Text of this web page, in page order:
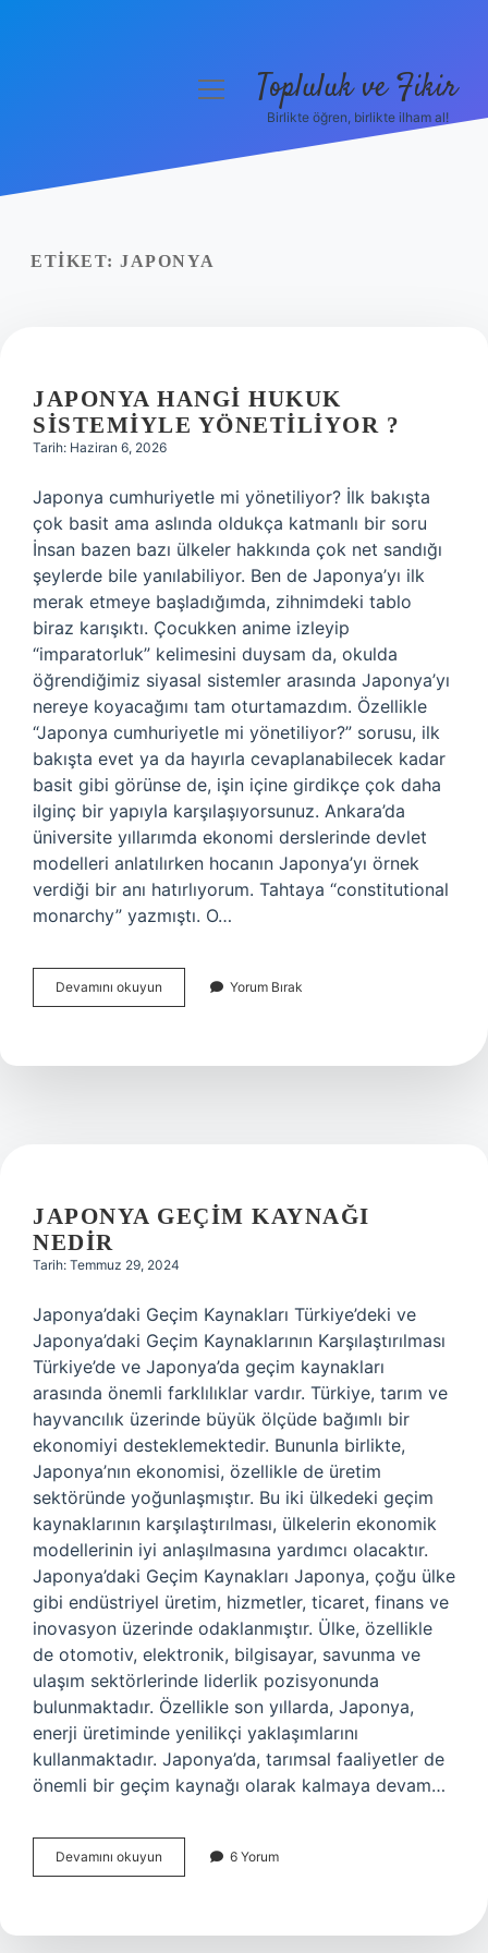
Yasal Uyarı
menüyüTopluluk ve Fikir
Birlikte öğren, birlikte ilham al!
ETIKET: JAPONYA
JAPONYA HANGI HUKUK
SISTEMIYLE YÖNETILIYOR ?
Tarih: Haziran 6, 2026
Japonya cumhuriyetle mi yönetiliyor? İlk bakışta
çok basit ama aslında oldukça katmanlı bir soru
İnsan bazen bazı ülkeler hakkında çok net sandığı
şeylerde bile yanılabiliyor. Ben de Japonya’yı ilk
merak etmeye başladığımda, zihnimdeki tablo
biraz karışıktı. Çocukken anime izleyip
“imparatorluk” kelimesini duysam da, okulda
öğrendiğimiz siyasal sistemler arasında Japonya’yı
nereye koyacağımı tam oturtamazdım. Özellikle
“Japonya cumhuriyetle mi yönetiliyor?” sorusu, ilk
bakışta evet ya da hayırla cevaplanabilecek kadar
basit gibi görünse de, işin içine girdikçe çok daha
ilginç bir yapıyla karşılaşıyorsunuz. Ankara’da
üniversite yıllarımda ekonomi derslerinde devlet
modelleri anlatılırken hocanın Japonya’yı örnek
verdiği bir anı hatırlıyorum. Tahtaya “constitutional
monarchy” yazmıştı. O…
Devamını okuyun Japonya
hangi
yönetiliyor
Yorum Bırak
JAPONYA GEÇIM KAYNAĞI
NEDIR
Tarih: Temmuz 29, 2024
Japonya’daki Geçim Kaynakları Türkiye’deki ve
Japonya’daki Geçim Kaynaklarının Karşılaştırılması
Türkiye’de ve Japonya’da geçim kaynakları
arasında önemli farklılıklar vardır. Türkiye, tarım ve
hayvancılık üzerinde büyük ölçüde bağımlı bir
ekonomiyi desteklemektedir. Bununla birlikte,
Japonya’nın ekonomisi, özellikle de üretim
sektöründe yoğunlaşmıştır. Bu iki ülkedeki geçim
kaynaklarının karşılaştırılması, ülkelerin ekonomik
modellerinin iyi anlaşılmasına yardımcı olacaktır.
Japonya’daki Geçim Kaynakları Japonya, çoğu ülke
gibi endüstriyel üretim, hizmetler, ticaret, finans ve
inovasyon üzerinde odaklanmıştır. Ülke, özellikle
de otomotiv, elektronik, bilgisayar, savunma ve
ulaşım sektörlerinde liderlik pozisyonunda
bulunmaktadır. Özellikle son yıllarda, Japonya,
enerji üretiminde yenilikçi yaklaşımlarını
kullanmaktadır. Japonya’da, tarımsal faaliyetler de
önemli bir geçim kaynağı olarak kalmaya devam…
Devamını okuyun Japonya
geçim
6 Yorum